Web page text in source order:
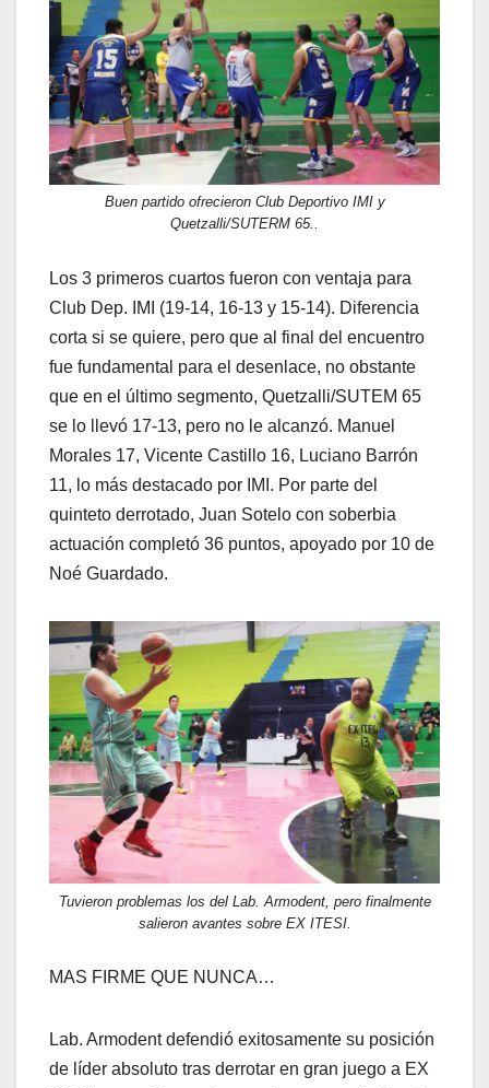
Buen partido ofrecieron Club Deportivo IMI y
Quetzalli/SUTERM 65..
Los 3 primeros cuartos fueron con ventaja para
Club Dep. IMI (19-14, 16-13 y 15-14). Diferencia
corta si se quiere, pero que al final del encuentro
fue fundamental para el desenlace, no obstante
que en el último segmento, Quetzalli/SUTEM 65
se lo llevó 17-13, pero no le alcanzó. Manuel
Morales 17, Vicente Castillo 16, Luciano Barrón
11, lo más destacado por IMI. Por parte del
quinteto derrotado, Juan Sotelo con soberbia
actuación completó 36 puntos, apoyado por 10 de
Noé Guardado.
Tuvieron problemas los del Lab. Armodent, pero finalmente
salieron avantes sobre EX ITESI.
MAS FIRME QUE NUNCA…
Lab. Armodent defendió exitosamente su posición
de líder absoluto tras derrotar en gran juego a EX